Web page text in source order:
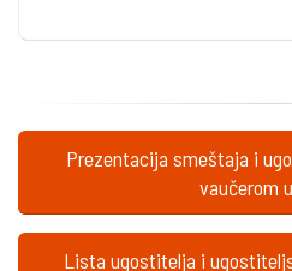
Prezentacija smeštaja i
vaučerom
Lista ugostitelja i